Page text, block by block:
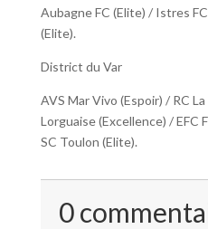
Aubagne FC (Elite) / Istres
(Elite).
District du Var
AVS Mar Vivo (Espoir) / RC
Lorguaise (Excellence) / EFC
SC Toulon (Elite).
0